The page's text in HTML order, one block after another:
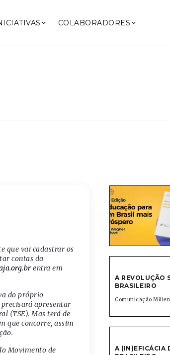
COLABORADORES
que vai cadastrar os
contas da
entra em
do próprio
apresentar
(TSE). Mas terá de
que concorre, assim
Movimento de
A REVOLUÇÃO
BRASILEIRO
Comunicação
A (IN)EFICÁCIA